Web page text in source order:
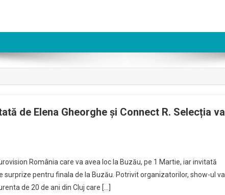
de Elena Gheorghe şi Connect R. Selecția va
România care va avea loc la Buzău, pe 1 Martie, iar invitată
surprize pentru finala de la Buzău. Potrivit organizatorilor, show-ul va
de 20 de ani din Cluj care […]